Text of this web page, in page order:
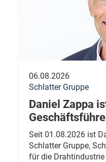
06.08.2026
Schlatter Gruppe
Daniel Zappa
Seit 01.08.2026 ist
Schlatter Gruppe,
für die